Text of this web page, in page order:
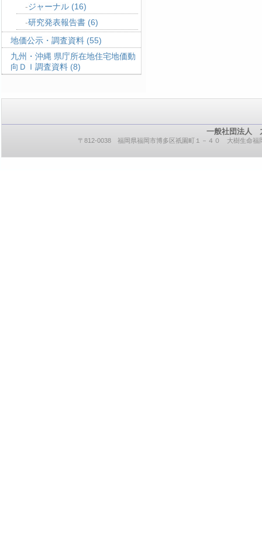
ジャーナル (16)
研究発表報告書 (6)
地価公示・調査資料 (55)
九州・沖縄 県庁所在地住宅地価動
向ＤＩ調査資料 (8)
一般社団法人
〒812-0038 福岡県福岡市博多区祇園町１－４０ 大樹生命